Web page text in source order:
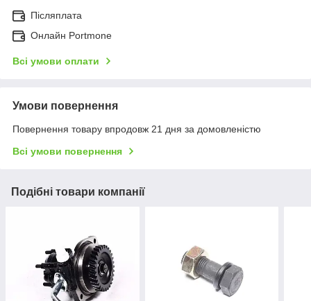
Післяплата
Онлайн Portmone
Всі умови оплати
Умови повернення
Повернення товару впродовж 21 дня за домовленістю
Всі умови повернення
Подібні товари компанії